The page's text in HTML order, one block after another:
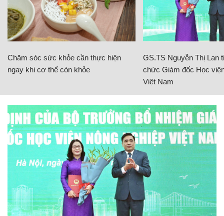
Chăm sóc sức khỏe cần thực hiện
ngay khi cơ thể còn khỏe
GS.TS Nguyễn Thị Lan
chức Giám đốc Học
Việt Nam